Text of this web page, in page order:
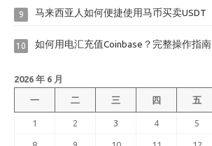
9 马来西亚人如何便捷使用马币买卖USDT
10 如何用电汇充值Coinbase？完整操作指南
2026 年 6 月
一 二 三 四 五
1 2 3 4 5